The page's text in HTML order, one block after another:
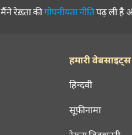
मैंने रेख़्ता कीगोपनीयता नीतिपढ़ ली है
हमारी वेबसाइट्स
हिन्दवी
सूफ़ीनामा